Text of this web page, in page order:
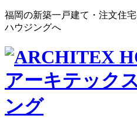
福岡の新築一戸建て・注文住
ハウジングへ